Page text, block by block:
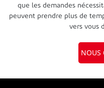
que les demandes
peuvent prendre plus de
vers vous
NOUS